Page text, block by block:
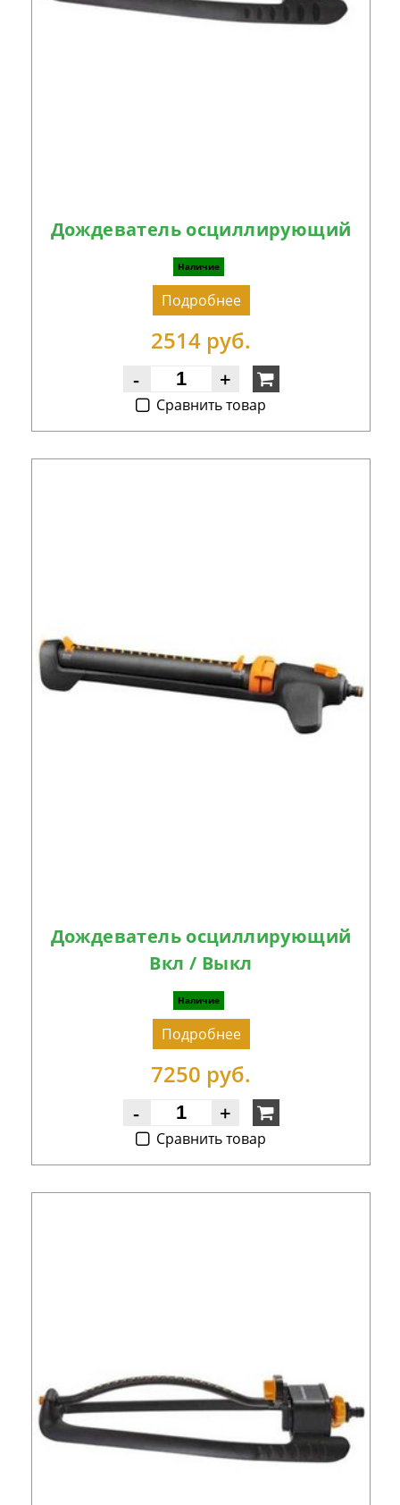
Дождеватель осциллирующий
Наличие
Подробнее
2514 руб.
- +
Cравнить товар
Дождеватель осциллирующий
Вкл / Выкл
Наличие
Подробнее
7250 руб.
- +
Cравнить товар